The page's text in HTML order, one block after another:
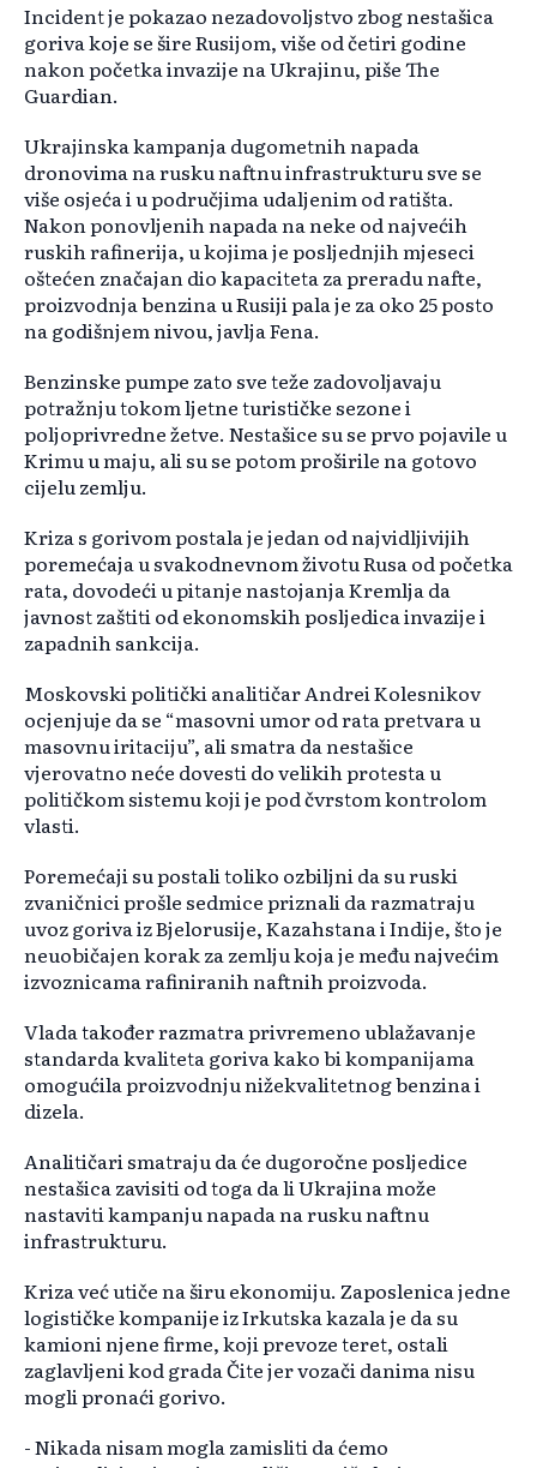
Incident je pokazao nezadovoljstvo zbog nestašica
goriva koje se šire Rusijom, više od četiri godine
nakon početka invazije na Ukrajinu, piše The
Guardian.
Ukrajinska kampanja dugometnih napada
dronovima na rusku naftnu infrastrukturu sve se
više osjeća i u područjima udaljenim od ratišta.
Nakon ponovljenih napada na neke od najvećih
ruskih rafinerija, u kojima je posljednjih mjeseci
oštećen značajan dio kapaciteta za preradu nafte,
proizvodnja benzina u Rusiji pala je za oko 25 posto
na godišnjem nivou, javlja Fena.
Benzinske pumpe zato sve teže zadovoljavaju
potražnju tokom ljetne turističke sezone i
poljoprivredne žetve. Nestašice su se prvo pojavile u
Krimu u maju, ali su se potom proširile na gotovo
cijelu zemlju.
Kriza s gorivom postala je jedan od najvidljivijih
poremećaja u svakodnevnom životu Rusa od početka
rata, dovodeći u pitanje nastojanja Kremlja da
javnost zaštiti od ekonomskih posljedica invazije i
zapadnih sankcija.
Moskovski politički analitičar Andrei Kolesnikov
ocjenjuje da se “masovni umor od rata pretvara u
masovnu iritaciju”, ali smatra da nestašice
vjerovatno neće dovesti do velikih protesta u
političkom sistemu koji je pod čvrstom kontrolom
vlasti.
Poremećaji su postali toliko ozbiljni da su ruski
zvaničnici prošle sedmice priznali da razmatraju
uvoz goriva iz Bjelorusije, Kazahstana i Indije, što je
neuobičajen korak za zemlju koja je među najvećim
izvoznicama rafiniranih naftnih proizvoda.
Vlada također razmatra privremeno ublažavanje
standarda kvaliteta goriva kako bi kompanijama
omogućila proizvodnju nižekvalitetnog benzina i
dizela.
Analitičari smatraju da će dugoročne posljedice
nestašica zavisiti od toga da li Ukrajina može
nastaviti kampanju napada na rusku naftnu
infrastrukturu.
Kriza već utiče na širu ekonomiju. Zaposlenica jedne
logističke kompanije iz Irkutska kazala je da su
kamioni njene firme, koji prevoze teret, ostali
zaglavljeni kod grada Čite jer vozači danima nisu
mogli pronaći gorivo.
- Nikada nisam mogla zamisliti da ćemo